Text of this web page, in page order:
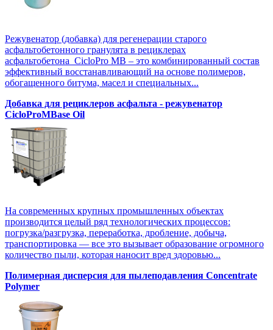
Режувенатор (добавка) для регенерации старого
асфальтобетонного гранулята в рециклерах
асфальтобетона CicloPro MB – это комбинированный состав
эффективный восстанавливающий на основе полимеров,
обогащенного битума, масел и специальных...
Добавка для рециклеров асфальта - режувенатор
CicloProMBase Oil
На современных крупных промышленных объектах
производится целый ряд технологических процессов:
погрузка/разгрузка, переработка, дробление, добыча,
транспортировка — все это вызывает образование огромного
количество пыли, которая наносит вред здоровью...
Полимерная дисперсия для пылеподавления Concentrate
Polymer